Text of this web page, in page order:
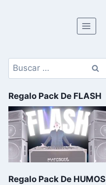
Regalo Pack De FLASH
Regalo Pack De HUMOS